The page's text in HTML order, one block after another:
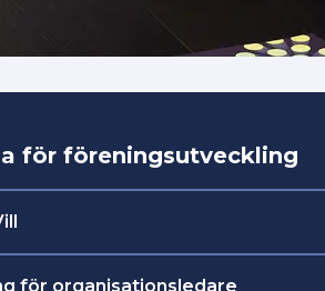
för föreningsutveckling
Vår Förening Vill.
för organisationsledare